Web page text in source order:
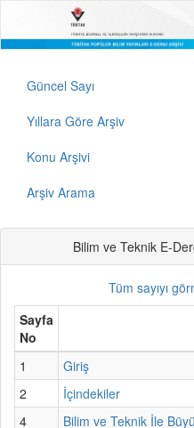
Güncel Sayı
Yıllara Göre Arşiv
Konu Arşivi
Arşiv Arama
Bilim ve Teknik E-
Tüm sayıyı
Sayfa
No
1
Giriş
2
İçindekiler
4
Bilim ve Teknik İle